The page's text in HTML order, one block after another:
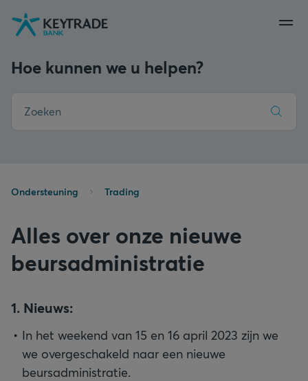
Naar
navigatie
Naar
aanmelden
Naar
inhoud
Hoe kunnen we u helpen?
Ondersteuning Trading
Alles over onze nieuwe
beursadministratie
1. Nieuws:
In het weekend van 15 en 16 april 2023 zijn we
we overgeschakeld naar een nieuwe
beursadministratie.